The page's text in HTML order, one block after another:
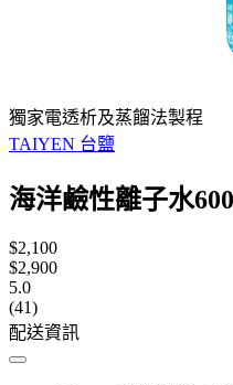
獨家電透析及蒸餾法製程
TAIYEN 台鹽
海洋鹼性離子水
$2,100
$2,900
5.0
(41)
配送資訊